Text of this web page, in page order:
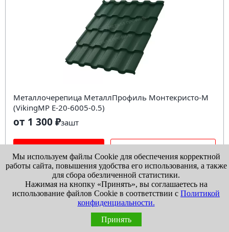
Металлочерепица МеталлПрофиль Монтекристо-M
(VikingMP E-20-6005-0.5)
от 1 300 ₽зашт
Сравнить В избранное
Нужна консультация?
5 ....
Мы используем файлы Cookie для обеспечения корректной
работы сайта, повышения удобства его использования, а также
для сбора обезличенной статистики.
Нажимая на кнопку «Принять», вы соглашаетесь на
использование файлов Cookie в соответствии с Политикой
конфиденциальности.
Принять